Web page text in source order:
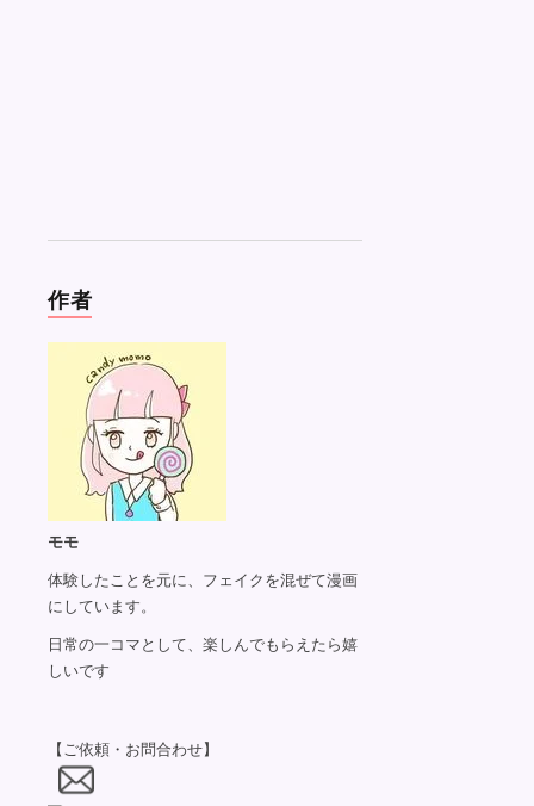
作者
モモ
体験したことを元に、フェイクを混ぜて漫画
にしています。
日常の一コマとして、楽しんでもらえたら嬉
しいです
【ご依頼・お問合わせ】